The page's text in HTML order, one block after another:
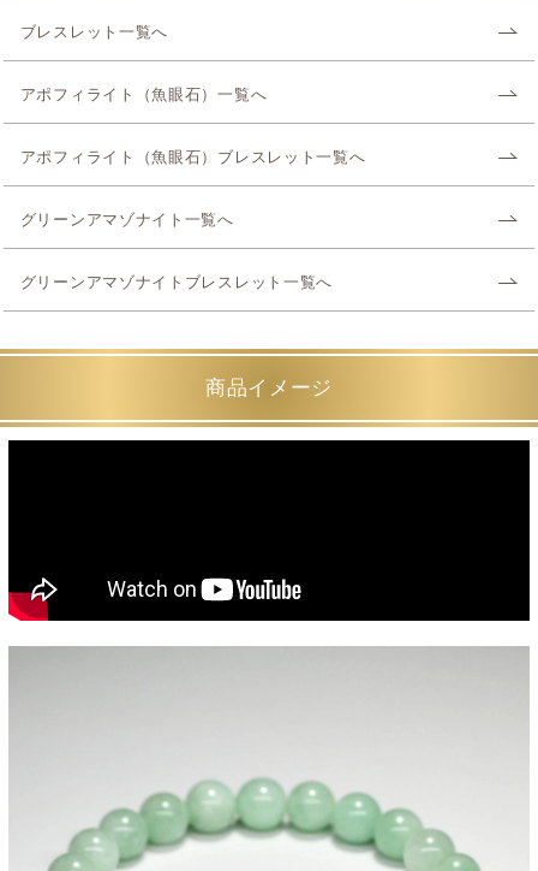
ブレスレット一覧へ
アポフィライト（魚眼石）一覧へ
アポフィライト（魚眼石）ブレスレット一覧へ
グリーンアマゾナイト一覧へ
グリーンアマゾナイトブレスレット一覧へ
商品イメージ